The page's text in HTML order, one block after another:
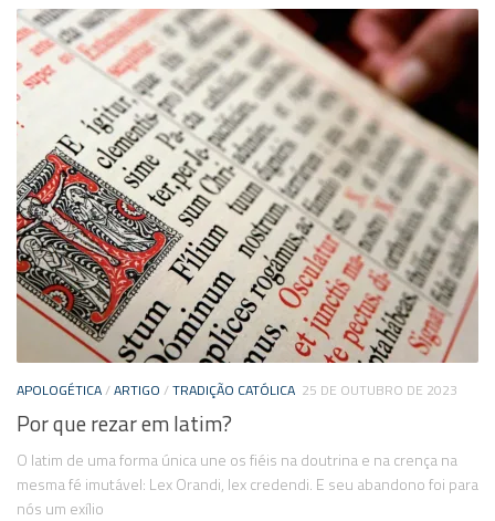
APOLOGÉTICA/ARTIGO /TRADIÇÃO CATÓLICA 25 DE OUTUBRO DE 2023
Por que rezar em latim?
O latim de uma forma única une os fiéis na doutrina e na crença na
mesma fé imutável: Lex Orandi, lex credendi. E seu abandono foi para
nós um exílio